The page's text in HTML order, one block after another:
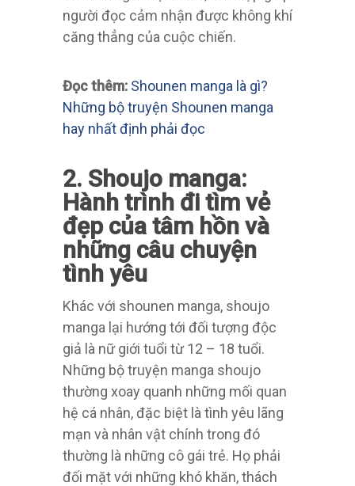
người đọc cảm nhận được không khí
căng thẳng của cuộc chiến.
Đọc thêm: Shounen manga là gì?
Những bộ truyện Shounen manga
hay nhất định phải đọc
2. Shoujo manga:
Hành trình đi tìm vẻ
đẹp của tâm hồn và
những câu chuyện
tình yêu
Khác với shounen manga, shoujo
manga lại hướng tới đối tượng độc
giả là nữ giới tuổi từ 12 – 18 tuổi.
Những bộ truyện manga shoujo
thường xoay quanh những mối quan
hệ cá nhân, đặc biệt là tình yêu lãng
mạn và nhân vật chính trong đó
thường là những cô gái trẻ. Họ phải
đối mặt với những khó khăn, thách